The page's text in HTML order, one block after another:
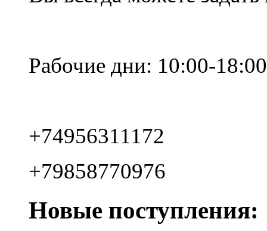
Рабочие дни: 10:00-18:00
+74956311172
+79858770976
Новые поступления: